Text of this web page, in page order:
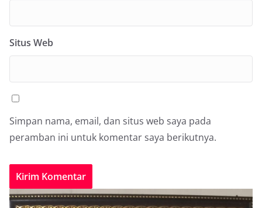
Situs Web
Simpan nama, email, dan situs web saya pada
peramban ini untuk komentar saya berikutnya.